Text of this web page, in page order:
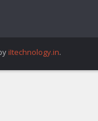
iItechnology.in.